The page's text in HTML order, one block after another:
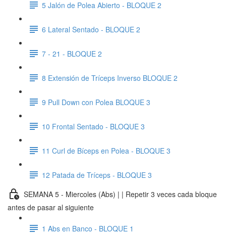
5 Jalón de Polea Abierto - BLOQUE 2
6 Lateral Sentado - BLOQUE 2
7 - 21 - BLOQUE 2
8 Extensión de Tríceps Inverso BLOQUE 2
9 Pull Down con Polea BLOQUE 3
10 Frontal Sentado - BLOQUE 3
11 Curl de Bíceps en Polea - BLOQUE 3
12 Patada de Tríceps - BLOQUE 3
SEMANA 5 - Miercoles (Abs) | | Repetir 3 veces cada bloque
antes de pasar al siguiente
1 Abs en Banco - BLOQUE 1